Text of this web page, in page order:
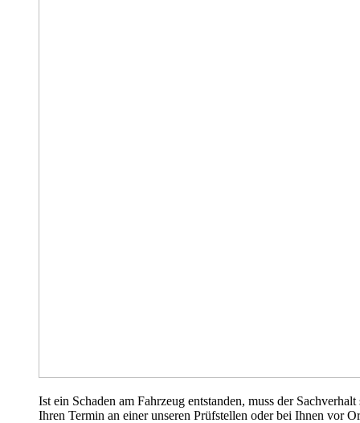
Ist ein Schaden am Fahrzeug entstanden, muss der
Ihren Termin an einer unseren Prüfstellen oder bei Ihnen vor